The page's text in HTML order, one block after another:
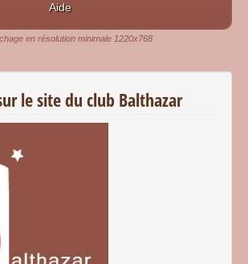
Aide
en résolution minimale 1220x768
le site du club Balthazar